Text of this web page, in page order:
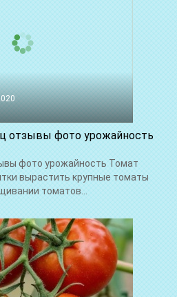
отзывы фото урожайность
фото урожайность Томат
вырастить крупные томаты
томатов...